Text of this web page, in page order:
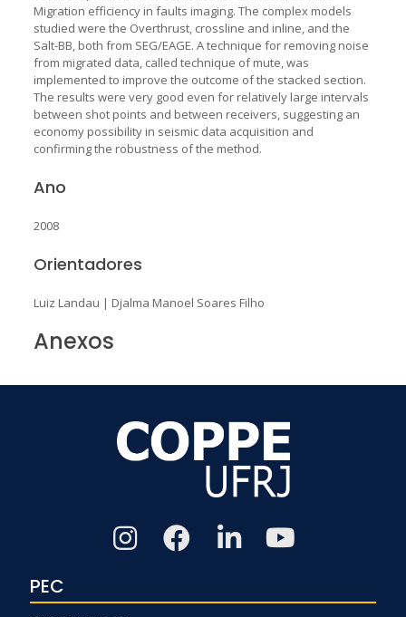
Migration efficiency in faults imaging. The complex models
studied were the Overthrust, crossline and inline, and the
Salt-BB, both from SEG/EAGE. A technique for removing noise
from migrated data, called technique of mute, was
implemented to improve the outcome of the stacked section.
The results were very good even for relatively large intervals
between shot points and between receivers, suggesting an
economy possibility in seismic data acquisition and
confirming the robustness of the method.
Ano
2008
Orientadores
Luiz Landau | Djalma Manoel Soares Filho
Anexos
PEC